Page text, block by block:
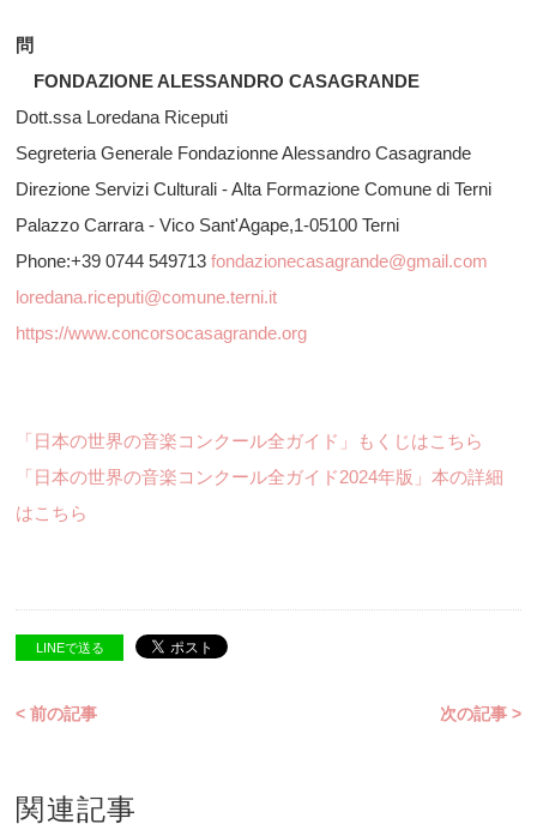
問
FONDAZIONE ALESSANDRO CASAGRANDE
Dott.ssa Loredana Riceputi
Segreteria Generale Fondazionne Alessandro Casagrande
Direzione Servizi Culturali - Alta Formazione Comune di Terni
Palazzo Carrara - Vico Sant'Agape,1-05100 Terni
Phone:+39 0744 549713fondazionecasagrande@gmail.com
loredana.riceputi@comune.terni.it
https://www.concorsocasagrande.org
「日本の世界の音楽コンクール全ガイド」もくじはこちら
「日本の世界の音楽コンクール全ガイド2024年版」本の詳細
はこちら
LINEで送る
< 前の記事 次の記事 >
関連記事